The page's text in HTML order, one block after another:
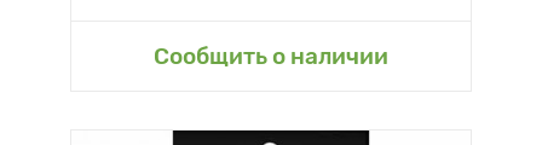
Сообщить о наличии